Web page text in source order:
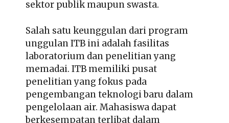
sektor publik maupun swasta.
Salah satu keunggulan dari program
unggulan ITB ini adalah fasilitas
laboratorium dan penelitian yang
memadai. ITB memiliki pusat
penelitian yang fokus pada
pengembangan teknologi baru dalam
pengelolaan air. Mahasiswa dapat
berkesempatan terlibat dalam